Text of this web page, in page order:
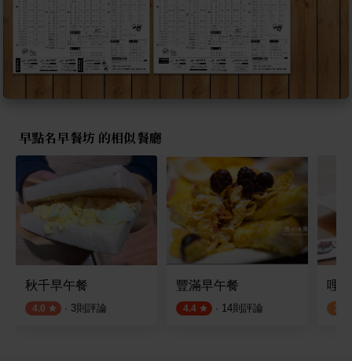
早點名早餐坊 的相似餐廳
秋千早午餐
4.0 · 3則評論
豐滿早午餐
4.4 · 14則評論
哩
3.4